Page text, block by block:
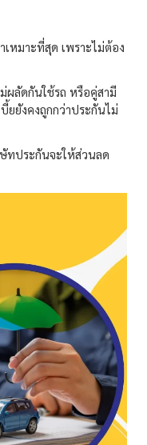
หมาะที่สุด เพราะไม่ต้อง
ลัดกันใช้รถ หรือคู่สามี
ยยังคงถูกกว่าประกันไม่
ทประกันจะให้ส่วนลด